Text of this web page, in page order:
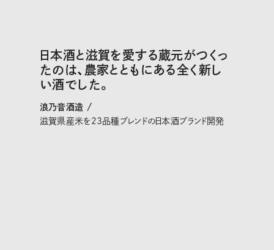
日本酒と滋賀を愛する蔵元がつくっ
たのは、農家とともにある全く新し
い酒でした。
浪乃音酒造 /
滋賀県産米を23品種ブレンドの日本酒ブランド開発